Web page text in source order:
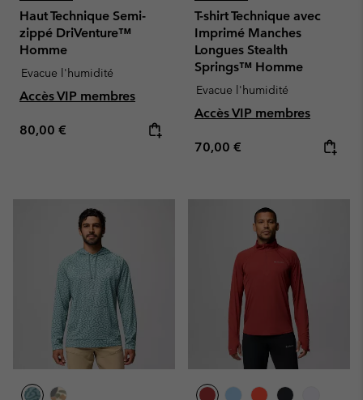
Haut Technique Semi-
zippé DriVenture™
Homme
Evacue l'humidité
Accès VIP membres
Regular price:
80,00 €
T-shirt Technique avec
Imprimé Manches
Longues Stealth
Springs™ Homme
Evacue l'humidité
Accès VIP membres
Regular price:
70,00 €